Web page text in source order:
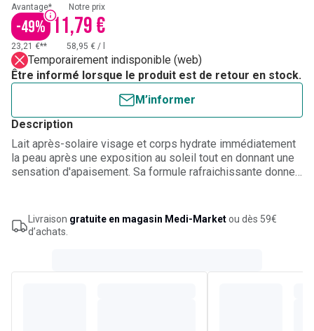
Avantage*
-49%
Notre prix
11,79 €
23,21 €** 58,95 € /
Temporairement indisponible (web)
Être informé lorsque le produit est de retour en stock.
M’informer
Description
Lait après-solaire visage et corps hydrate immédiatement
la peau après une exposition au soleil tout en donnant une
sensation d'apaisement. Sa formule rafraichissante donne
Livraison gratuite en magasin Medi-Marketou dès 59€
d’achats.